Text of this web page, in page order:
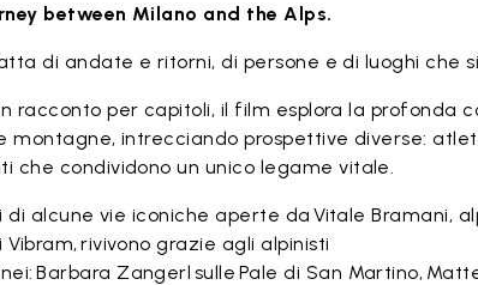
between Milano and the Alps.
di andate e ritorni, di persone e di luoghi che
racconto per capitoli, il film esplora la profonda
montagne, intrecciando prospettive diverse:
che condividono un unico legame vitale.
di alcune vie iconiche aperte da Vitale Bramani,
rivivono grazie agli alpinisti
Barbara Zangerl sulle Pale di San Martino,